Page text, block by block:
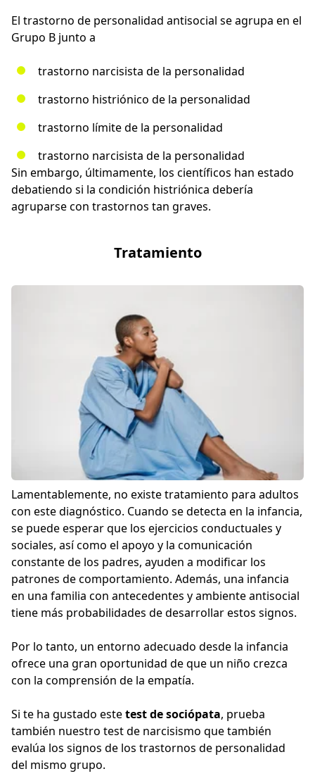
El trastorno de personalidad antisocial se agrupa en el
Grupo B junto a
trastorno narcisista de la personalidad
trastorno histriónico de la personalidad
trastorno límite de la personalidad
trastorno narcisista de la personalidad
Sin embargo, últimamente, los científicos han estado
debatiendo si la condición histriónica debería
agruparse con trastornos tan graves.
Tratamiento
Lamentablemente, no existe tratamiento para adultos
con este diagnóstico. Cuando se detecta en la infancia,
se puede esperar que los ejercicios conductuales y
sociales, así como el apoyo y la comunicación
constante de los padres, ayuden a modificar los
patrones de comportamiento. Además, una infancia
en una familia con antecedentes y ambiente antisocial
tiene más probabilidades de desarrollar estos signos.
Por lo tanto, un entorno adecuado desde la infancia
ofrece una gran oportunidad de que un niño crezca
con la comprensión de la empatía.
Si te ha gustado estetest de sociópata, prueba
también nuestro test de narcisismo que también
evalúa los signos de los trastornos de personalidad
del mismo grupo.